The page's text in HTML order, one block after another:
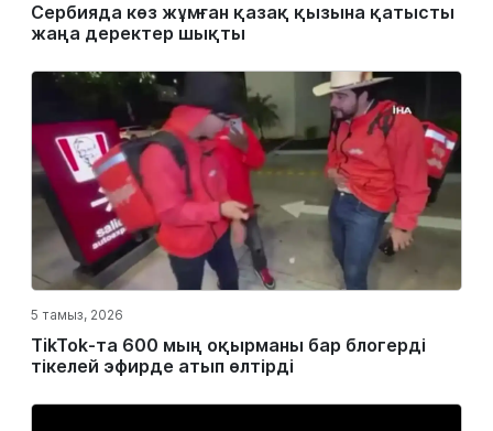
Сербияда көз жұмған қазақ қызына қатысты
жаңа деректер шықты
5 тамыз, 2026
TikTok-та 600 мың оқырманы бар блогерді
тікелей эфирде атып өлтірді